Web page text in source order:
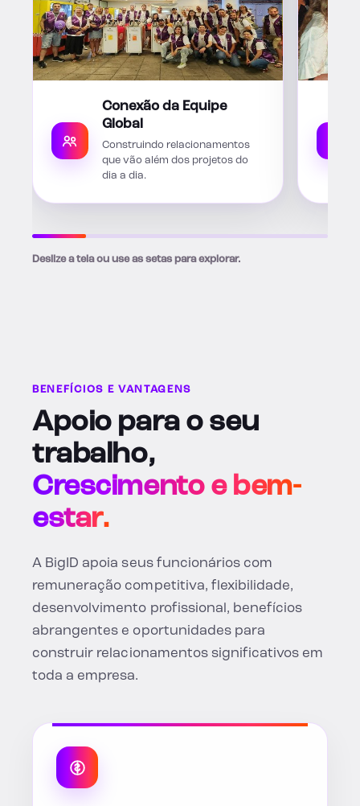
Conexão da Equipe
Global
Construindo relacionamentos
que vão além dos projetos do
dia a dia.
Deslize a tela ou use as setas para explorar.
BENEFÍCIOS E VANTAGENS
Apoio para o seu
trabalho,
Crescimento e bem-
estar.
A BigID apoia seus funcionários com
remuneração competitiva, flexibilidade,
desenvolvimento profissional, benefícios
abrangentes e oportunidades para
construir relacionamentos significativos em
toda a empresa.